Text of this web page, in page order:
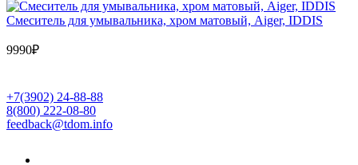
Cмеситель для умывальника, хром матовый, Aiger, IDDIS
9990₽
+7(3902) 24-88-88
8(800) 222-08-80
feedback@tdom.info